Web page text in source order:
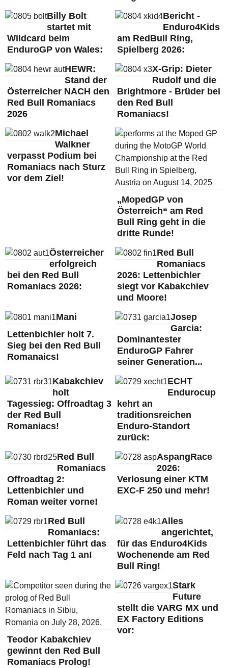
Billy Bolt
startet mit
Wildcard beim
EnduroGP von Wales:
Bericht -
Enduro4Kids
am RedBull Ring,
Spielberg 2026:
HEWR:
Stand der
Österreicher NACH den
Red Bull Romaniacs
2026
X-Grip: Dieter
Rudolf und die
Brightmore - Brüder bei
den Red Bull
Romaniacs!
Michael
Walkner
verpasst Podium bei
Romaniacs nach Sturz
vor dem Ziel!
„MopedGP von
Österreich“ am Red
Bull Ring geht in die
dritte Runde!
Österreicher
erfolgreich
bei den Red Bull
Romaniacs 2026:
Red Bull
Romaniacs
2026: Lettenbichler
siegt vor Kabakchiev
und Moore!
Mani
Lettenbichler holt 7.
Sieg bei den Red Bull
Romanaics!
Josep
Garcia:
Dominantester
EnduroGP Fahrer
seiner Generation...
Kabakchiev
holt
Tagessieg: Offroadtag 3
der Red Bull
Romaniacs!
ECHT
Endurocup
kehrt an
traditionsreichen
Enduro-Standort
zurück:
Red Bull
Romaniacs
Offroadtag 2:
Lettenbichler und
Roman weiter vorne!
AspangRace
2026:
Verlosung einer KTM
EXC-F 250 und mehr!
Red Bull
Romaniacs:
Lettenbichler führt das
Feld nach Tag 1 an!
Alles
angerichtet,
für das Enduro4Kids
Wochenende am Red
Bull Ring!
Teodor Kabakchiev
gewinnt den Red Bull
Romaniacs Prolog!
Stark
Future
stellt die VARG MX und
EX Factory Editions
vor: